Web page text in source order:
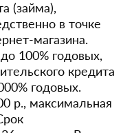
(займа),
в точке
магазина.
100% годовых,
кредита
годовых.
р., максимальная